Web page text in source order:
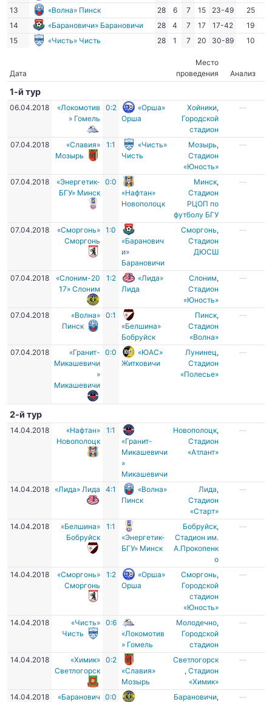
13
«Волна» Пинск 28 6 7 15 23-49
25
14
«Барановичи» Барановичи 28 4 7 17 17-42
19
15
«Чисть» Чисть 28 1 7 20 30-89 10
Дата
Место
проведения
Анализ
1-й тур
06.04.2018
«Локомотив
» Гомель
0:2
«Орша»
Орша
Хойники,
Городской
стадион
—
07.04.2018
«Славия»
Мозырь
1:1
«Чисть»
Чисть
Мозырь,
Стадион
«Юность»
—
07.04.2018
«Энергетик-
БГУ» Минск
0:0
«Нафтан»
Новополоцк
Минск,
Стадион
РЦОП по
футболу БГУ
—
07.04.2018
«Сморгонь»
Сморгонь
1:0
«Баранович
и»
Барановичи
Сморгонь,
Стадион
ДЮСШ
—
07.04.2018
«Слоним-20
17» Слоним
1:2
«Лида»
Лида
Слоним,
Стадион
«Юность»
—
07.04.2018
«Волна»
Пинск
0:1
«Белшина»
Бобруйск
Пинск,
Стадион
«Волна»
—
07.04.2018
«Гранит-
Микашевичи
»
Микашевичи
0:0
«ЮАС»
Житковичи
Лунинец ,
Стадион
«Полесье»
—
2-й тур
14.04.2018
«Нафтан»
Новополоцк
1:1
«Гранит-
Микашевичи
»
Микашевичи
Новополоцк,
Стадион
«Атлант»
—
14.04.2018 «Лида» Лида 4:1
«Волна»
Пинск
Лида,
Стадион
«Старт»
—
14.04.2018
«Белшина»
Бобруйск
1:1
«Энергетик-
БГУ» Минск
Бобруйск,
Стадион им.
А.Прокопенк
о
—
14.04.2018
«Сморгонь»
Сморгонь
1:2
«Орша»
Орша
Сморгонь,
Городской
стадион
«Юность»
—
14.04.2018
«Чисть»
Чисть
0:6
«Локомотив
» Гомель
Молодечно,
Городской
стадион
—
14.04.2018
«Химик»
Светлогорск
0:2
«Славия»
Мозырь
Светлогорск
,Стадион
«Химик»
—
14.04.2018
«Баранович 0:0
Барановичи,
—